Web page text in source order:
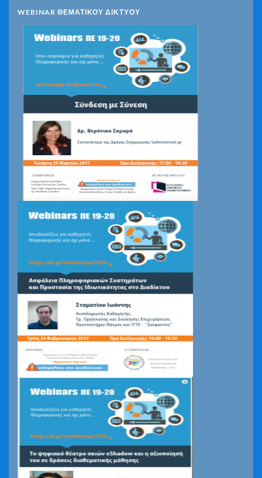
WEBINAR ΘΕΜΑΤΙΚΟΥ ΔΙΚΤΥΟΥ